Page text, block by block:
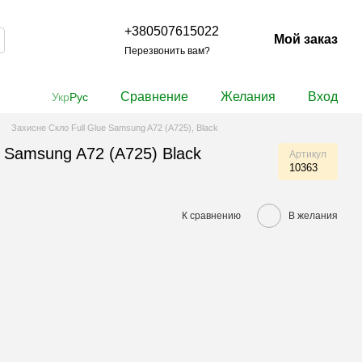
+380507615022
Перезвонить вам?
Мой заказ
УкрРус Сравнение Желания Вход
Захисне Скло Full Glue Samsung A72 (A725), Black
A72 (A725) Black Артикул
10363
К сравнению В желания